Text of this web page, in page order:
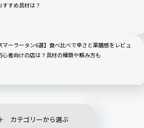
すすめ具材は？
マーラータン6選】食べ比べで辛さと薬膳感をレビュ
心者向けの店は？具材の種類や頼み方も
カテゴリーから選ぶ